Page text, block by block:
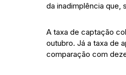
da inadimplência que,
A taxa de captação
outubro. Já a taxa de
comparação com